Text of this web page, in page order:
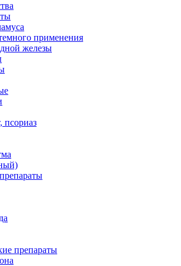
применения
железы
псориаз
препараты